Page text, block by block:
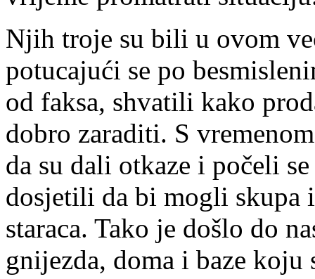
Njih troje su bili u ovom
potucajući se po
od faksa, shvatili kako
dobro zaraditi. S
da su dali otkaze i počeli
dosjetili da bi mogli skupa
staraca. Tako je došlo do
gnijezda, doma i baze